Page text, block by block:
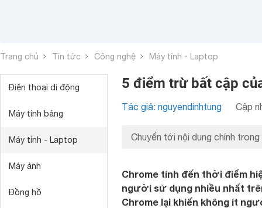
Trang chủ Tin tức Công nghệ Máy tính - Laptop
Điện thoại di động
Máy tính bảng
Máy tính - Laptop
Máy ảnh
Đồng hồ
5 điểm trừ bất cập
Tác giả: nguyendinhtung Cập
Chuyển tới nội dung chính trong
Chrome tính đến thời điểm
người sử dụng nhiều nhất
Chrome lại khiến không ít